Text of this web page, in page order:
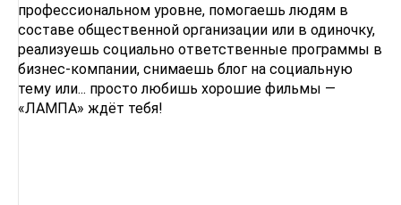
профессиональном уровне, помогаешь людям в
составе общественной организации или в одиночку,
реализуешь социально ответственные программы в
бизнес-компании, снимаешь блог на социальную
тему или... просто любишь хорошие фильмы —
«ЛАМПА» ждёт тебя!